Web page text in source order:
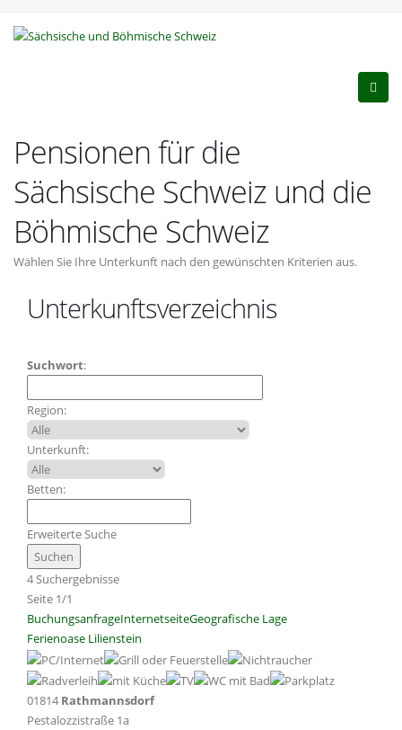
Pensionen für die
Sächsische Schweiz und die
Böhmische Schweiz
Wählen Sie Ihre Unterkunft nach den gewünschten Kriterien aus.
Unterkunftsverzeichnis
Suchwort:
Region:
Unterkunft:
Betten:
Erweiterte Suche
4 Suchergebnisse
Seite 1/1
BuchungsanfrageInternetseiteGeografische Lage
Ferienoase Lilienstein
01814 Rathmannsdorf
Pestalozzistraße 1a